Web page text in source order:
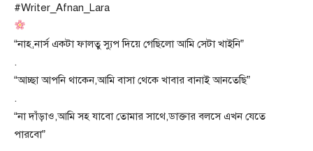
#Writer_Afnan_Lara
“নাহ,নার্স একটা ফালতু স্যুপ দিয়ে গেছিলো আমি সেটা খাইনি”
.
“আচ্ছা আপনি থাকেন,আমি বাসা থেকে খাবার বানাই আনতেছি”
.
“না দাঁড়াও,আমি সহ যাবো তোমার সাথে,ডাক্তার বলসে এখন যেতে
পারবো”